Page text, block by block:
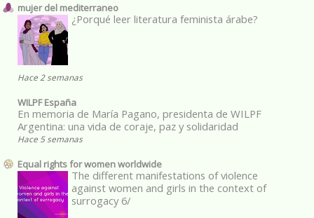
mujer del mediterraneo
¿Porqué leer literatura feminista árabe?
Hace 2 semanas
WILPF España
En memoria de María Pagano, presidenta de WILPF
Argentina: una vida de coraje, paz y solidaridad
Hace 5 semanas
Equal rights for women worldwide
The different manifestations of violence
against women and girls in the context of
surrogacy 6/